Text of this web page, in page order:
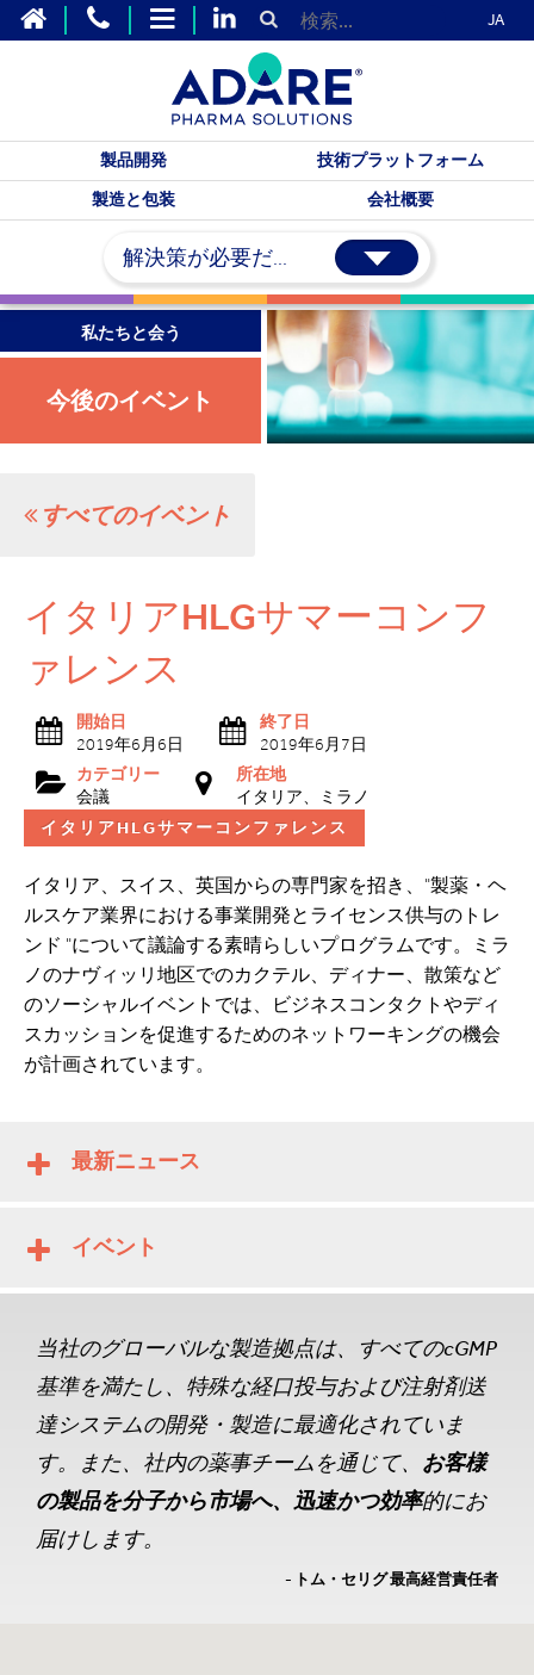
JA
製品開発
技術プラットフォーム
製造と包装
会社概要
解決策が必要だ...
私たちと会う
今後のイベント
すべてのイベント
イタリアHLGサマーコンフ
ァレンス
開始日
2019年6月6日
終了日
2019年6月7日
カテゴリー
会議
所在地
イタリア、ミラノ
イタリアHLGサマーコンファレンス
イタリア、スイス、英国からの専門家を招き、"製薬・ヘ
ルスケア業界における事業開発とライセンス供与のトレ
ンド "について議論する素晴らしいプログラムです。ミラ
ノのナヴィッリ地区でのカクテル、ディナー、散策など
のソーシャルイベントでは、ビジネスコンタクトやディ
スカッションを促進するためのネットワーキングの機会
が計画されています。
最新ニュース
イベント
当社のグローバルな製造拠点は、すべてのcGMP
基準を満たし、特殊な経口投与および注射剤送
達システムの開発・製造に最適化されていま
す。また、社内の薬事チームを通じて、 お客様
の製品を分子から市場へ、迅速かつ効率的にお
届けします。
- トム・セリグ 最高経営責任者